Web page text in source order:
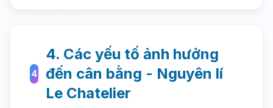
4
4. Các yếu tố ảnh hưởng
đến cân bằng - Nguyên lí
Le Chatelier